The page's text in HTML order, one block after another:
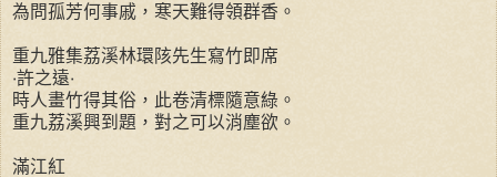
為問孤芳何事戚，寒天難得領群香。
重九雅集荔溪林環陔先生寫竹即席
‧許之遠‧
時人畫竹得其俗，此卷清標隨意綠。
重九荔溪興到題，對之可以消塵欲。
滿江紅